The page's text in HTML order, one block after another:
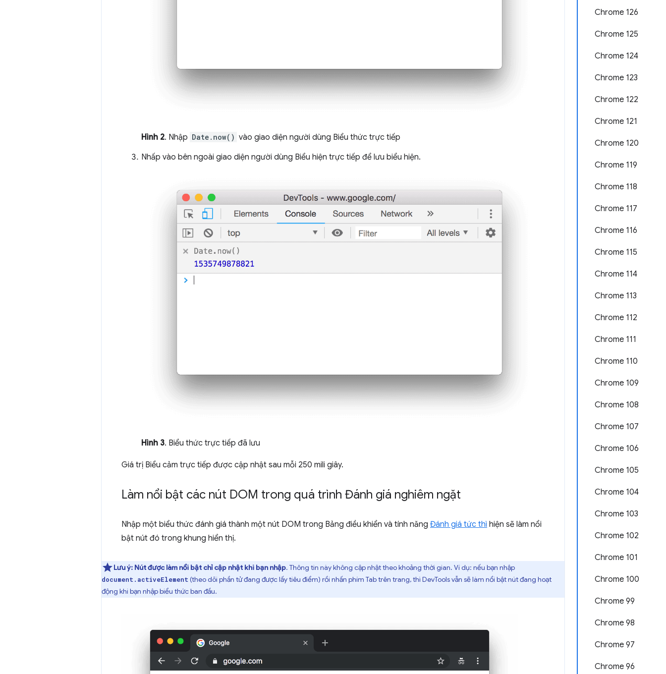
Chrome 126
Chrome 125
Chrome 124
Chrome 123
Chrome 122
Chrome 121
Chrome 120
Chrome 119
Chrome 118
Chrome 117
Chrome 116
Chrome 115
Chrome 114
Chrome 113
Chrome 112
Chrome 111
Chrome 110
Chrome 109
Chrome 108
Chrome 107
Chrome 106
Chrome 105
Chrome 104
Chrome 103
Chrome 102
Chrome 101
Chrome 100
Chrome 99
Chrome 98
Chrome 97
Chrome 96
Hình 2. Nhập Date.now() vào giao diện người dùng Biểu thức trực tiếp
Nhấp vào bên ngoài giao diện người dùng Biểu hiện trực tiếp để lưu biểu hiện.
Hình 3. Biểu thức trực tiếp đã lưu
Giá trị Biểu cảm trực tiếp được cập nhật sau mỗi 250 mili giây.
Làm nổi bật các nút DOM trong quá trình Đánh giá nghiêm ngặt
Nhập một biểu thức đánh giá thành một nút DOM trong Bảng điều khiển và tính năng Đánh giá tức thì hiện sẽ làm nổi
bật nút đó trong khung hiển thị.
Lưu ý: Nút được làm nổi bật chỉ cập nhật khi bạn nhập. Thông tin này không cập nhật theo khoảng thời gian. Ví dụ: nếu bạn nhập
document.activeElement(theo dõi phần tử đang được lấy tiêu điểm) rồi nhấn phím Tab trên trang, thì DevTools vẫn sẽ làm nổi bật nút đang hoạt
động khi bạn nhập biểu thức ban đầu.